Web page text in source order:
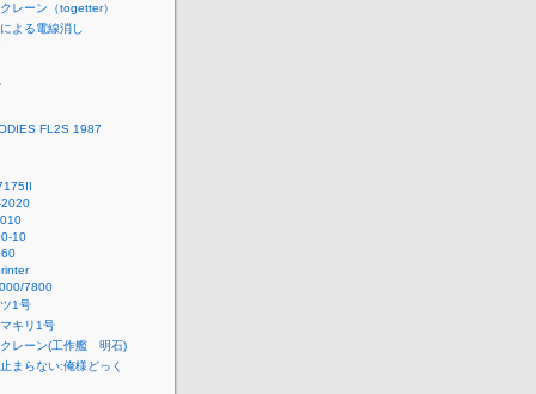
レーン（togetter）
よる電線消し
FL2S 1987
2020
10
7800
1号
キリ1号
レーン(工作艦 明石)
まらない:俺様どっく